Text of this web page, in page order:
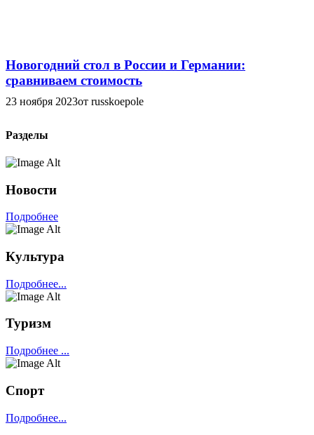
Новогодний стол в России и Германии:
сравниваем стоимость
23 ноября 2023от russkoepole
Разделы
Новости
Подробнее
Культура
Подробнее...
Туризм
Подробнее ...
Спорт
Подробнее...